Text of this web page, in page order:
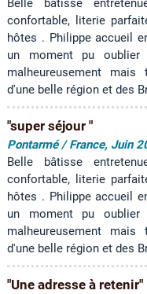
Belle bâtisse
confortable, literie
hôtes . Philippe accueil
un moment pu
malheureusement
d'une belle région et des
"super séjour "
Pontarmé / France, Juin
Belle bâtisse
confortable, literie
hôtes . Philippe accueil
un moment pu
malheureusement
d'une belle région et des
"Une adresse à retenir"